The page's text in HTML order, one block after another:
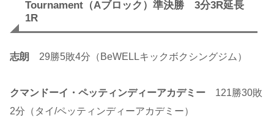
Tournament（Aブロック）準決勝 3分3R延長
1R
志朗 29勝5敗4分（BeWELLキックボクシングジム）
クマンドーイ・ペッティンディーアカデミー 121勝30敗
2分（タイ/ペッティンディーアカデミー）